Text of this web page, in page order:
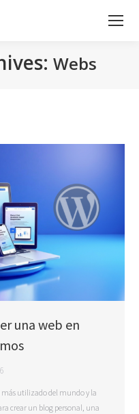
Webs
una web en
más utilizado del mundo y la
crear un blog personal, una